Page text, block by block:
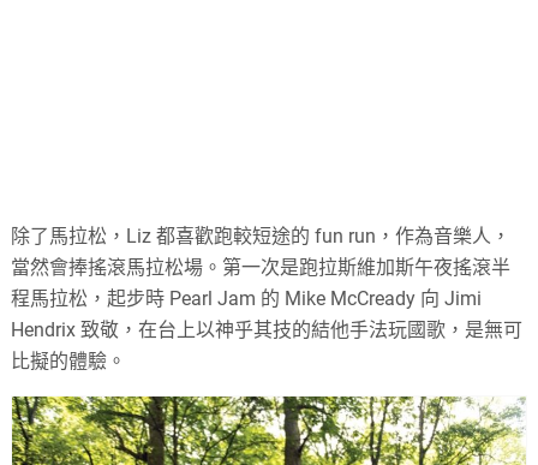
除了馬拉松，Liz 都喜歡跑較短途的 fun run，作為音樂人，
當然會捧搖滾馬拉松場。第一次是跑拉斯維加斯午夜搖滾半
程馬拉松，起步時 Pearl Jam 的 Mike McCready 向 Jimi
Hendrix 致敬，在台上以神乎其技的結他手法玩國歌，是無可
比擬的體驗。